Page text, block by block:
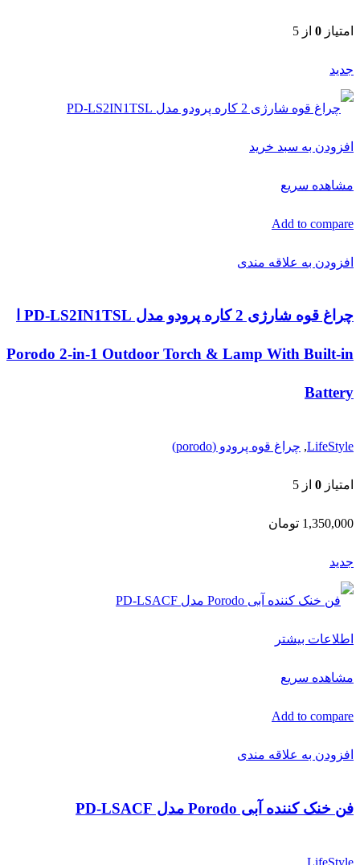
امتیاز 0 از 5
جدید
افزودن به سبد خرید
مشاهده سریع
Add to compare
افزودن به علاقه مندی
Porodo 2-in-1 Outdoor Torch & Lamp With Built-in
Battery
LifeStyle
, چراغ قوه پرودو (porodo)
امتیاز 0 از 5
1,350,000 تومان
جدید
اطلاعات بیشتر
مشاهده سریع
Add to compare
افزودن به علاقه مندی
فن خنک کننده آبی Porodo مدل PD-LSACF
LifeStyle